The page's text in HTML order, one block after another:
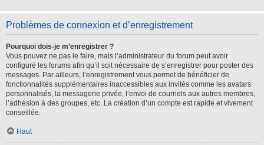
Problèmes de connexion et d’enregistrement
Pourquoi dois-je m’enregistrer ?
Vous pouvez ne pas le faire, mais l’administrateur du forum peut avoir
configuré les forums afin qu’il soit nécessaire de s’enregistrer pour poster des
messages. Par ailleurs, l’enregistrement vous permet de bénéficier de
fonctionnalités supplémentaires inaccessibles aux invités comme les avatars
personnalisés, la messagerie privée, l’envoi de courriels aux autres membres,
l’adhésion à des groupes, etc. La création d’un compte est rapide et vivement
conseillée.
Haut